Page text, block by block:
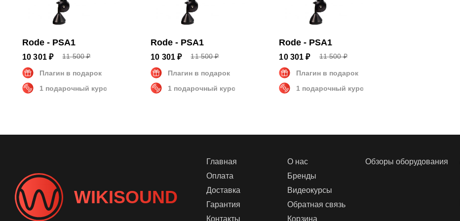
Rode - PSA1
10 301 ₽ 11 500 ₽
Плагин в подарок
1 подарочный курс
Rode - PSA1
10 301 ₽ 11 500 ₽
Плагин в подарок
1 подарочный курс
Rode - PSA1
10 301 ₽ 11 500 ₽
Плагин в подарок
1 подарочный курс
WIKISOUND
Главная
Оплата
Доставка
Гарантия
Контакты
О нас
Бренды
Видеокурсы
Обратная связь
Корзина
Обзоры оборудования